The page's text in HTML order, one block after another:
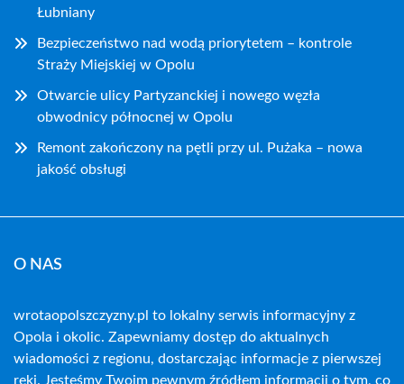
Łubniany
Bezpieczeństwo nad wodą priorytetem – kontrole
Straży Miejskiej w Opolu
Otwarcie ulicy Partyzanckiej i nowego węzła
obwodnicy północnej w Opolu
Remont zakończony na pętli przy ul. Pużaka – nowa
jakość obsługi
O NAS
wrotaopolszczyzny.pl to lokalny serwis informacyjny z
Opola i okolic. Zapewniamy dostęp do aktualnych
wiadomości z regionu, dostarczając informacje z pierwszej
ręki. Jesteśmy Twoim pewnym źródłem informacji o tym, co